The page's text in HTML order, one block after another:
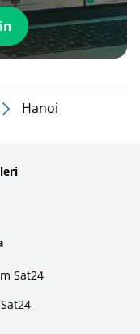
Hanoi
Sat24